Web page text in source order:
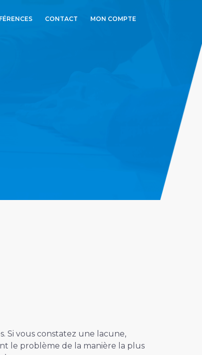
CONTACT MON COMPTE
Si vous constatez une lacune,
le problème de la manière la plus